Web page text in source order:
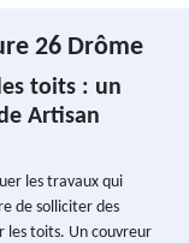
26 Drôme
toits : un
Artisan
les travaux qui
de solliciter des
les toits. Un couvreur